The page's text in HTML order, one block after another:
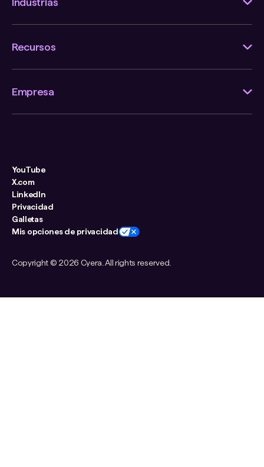
Recursos
Empresa
Copyright © 2026 Cyera. All rights reserved.
YouTube
X.com
LinkedIn
Privacidad
Galletas
Mis opciones de privacidad